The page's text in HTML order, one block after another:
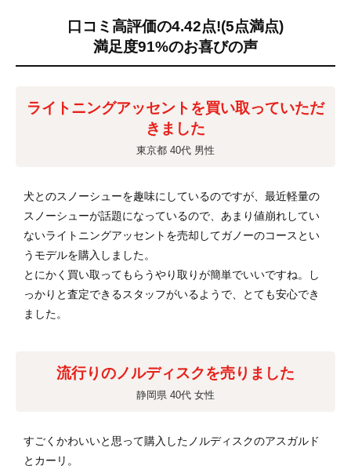
口コミ高評価の4.42点!(5点満点)
満足度91%のお喜びの声
ライトニングアッセントを買い取っていただ
きました
東京都 40代 男性
犬とのスノーシューを趣味にしているのですが、最近軽量の
スノーシューが話題になっているので、あまり値崩れしてい
ないライトニングアッセントを売却してガノーのコースとい
うモデルを購入しました。
とにかく買い取ってもらうやり取りが簡単でいいですね。し
っかりと査定できるスタッフがいるようで、とても安心でき
ました。
流行りのノルディスクを売りました
静岡県 40代 女性
すごくかわいいと思って購入したノルディスクのアスガルド
とカーリ。